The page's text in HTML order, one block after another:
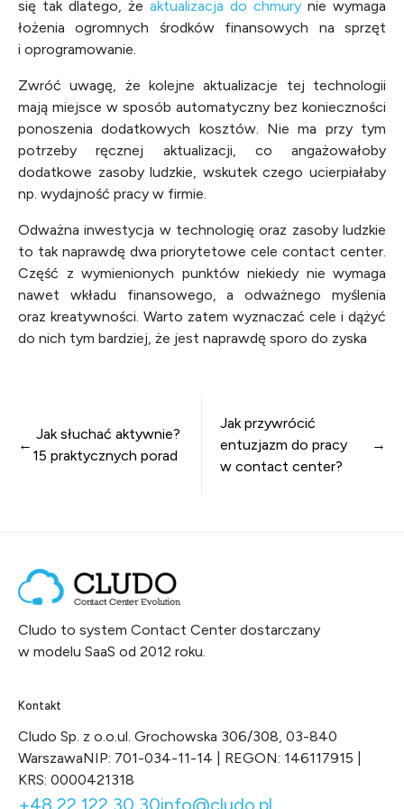
się tak dlatego, że aktualizacja do chmury nie wymaga
łożenia ogromnych środków finansowych na sprzęt
i oprogramowanie.
Zwróć uwagę, że kolejne aktualizacje tej technologii
mają miejsce w sposób automatyczny bez konieczności
ponoszenia dodatkowych kosztów. Nie ma przy tym
potrzeby ręcznej aktualizacji, co angażowałoby
dodatkowe zasoby ludzkie, wskutek czego ucierpiałaby
np. wydajność pracy w firmie.
Odważna inwestycja w technologię oraz zasoby ludzkie
to tak naprawdę dwa priorytetowe cele contact center.
Część z wymienionych punktów niekiedy nie wymaga
nawet wkładu finansowego, a odważnego myślenia
oraz kreatywności. Warto zatem wyznaczać cele i dążyć
do nich tym bardziej, że jest naprawdę sporo do zyska
Nawigacja wpisu
Jak słuchać aktywnie?
15 praktycznych porad
Jak przywrócić
entuzjazm do pracy
w contact center?
Cludo to system Contact Center dostarczany
w modelu SaaS od 2012 roku.
Kontakt
Cludo Sp. z o.o.ul. Grochowska 306/308, 03-840
WarszawaNIP: 701-034-11-14 | REGON: 146117915 |
KRS: 0000421318